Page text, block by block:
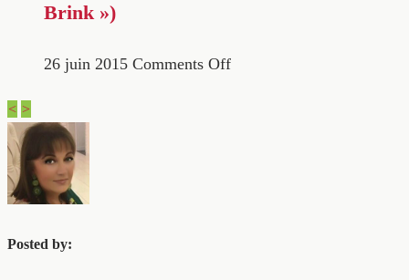
Brink »)
26 juin 2015 Comments Off
< >
Posted by: